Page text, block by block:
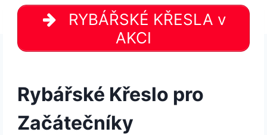
RYBÁŘSKÉ KŘESLA v
AKCI
Rybářské Křeslo pro
Začátečníky